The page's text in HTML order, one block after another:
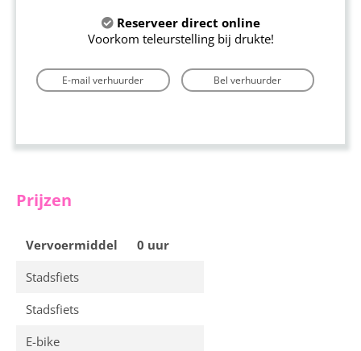
Reserveer direct online
Voorkom teleurstelling bij drukte!
E-mail verhuurder Bel verhuurder
Prijzen
Vervoermiddel
0 uur
Stadsfiets
Stadsfiets
E-bike